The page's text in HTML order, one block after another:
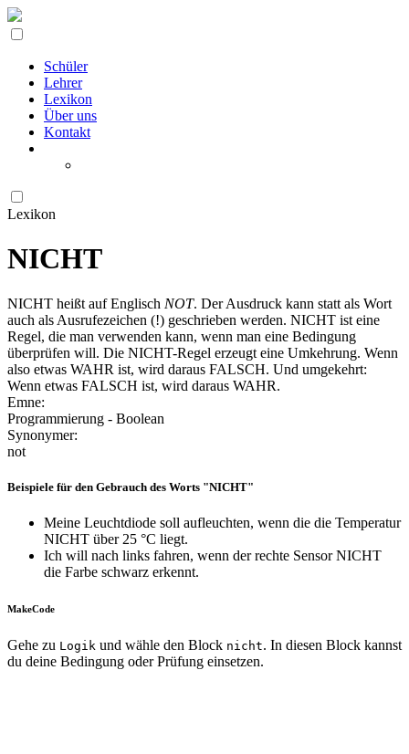
Schüler
Lehrer
Lexikon
Über uns
Kontakt
Lexikon
NICHT
NICHT heißt auf Englisch NOT. Der Ausdruck kann statt als Wort
auch als Ausrufezeichen (!) geschrieben werden. NICHT ist eine
Regel, die man verwenden kann, wenn man eine Bedingung
überprüfen will. Die NICHT-Regel erzeugt eine Umkehrung. Wenn
also etwas WAHR ist, wird daraus FALSCH. Und umgekehrt:
Wenn etwas FALSCH ist, wird daraus WAHR.
Emne:
Programmierung - Boolean
Synonymer:
not
Beispiele für den Gebrauch des Worts "NICHT"
Meine Leuchtdiode soll aufleuchten, wenn die die Temperatur
NICHT über 25 °C liegt.
Ich will nach links fahren, wenn der rechte Sensor NICHT
die Farbe schwarz erkennt.
MakeCode
Gehe zu Logik und wähle den Block nicht. In diesen Block kannst
du deine Bedingung oder Prüfung einsetzen.